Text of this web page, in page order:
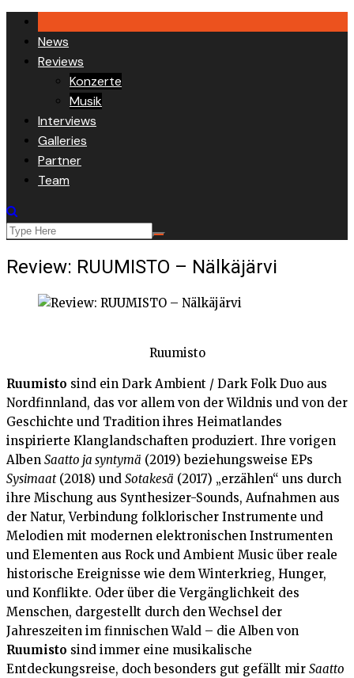
Skip
content
News
Reviews
Konzerte
Musik
Interviews
Galleries
Partner
Team
Review: RUUMISTO – Nälkäjärvi
Ruumisto
Ruumisto sind ein Dark Ambient / Dark Folk Duo aus
Nordfinnland, das vor allem von der Wildnis und von der
Geschichte und Tradition ihres Heimatlandes
inspirierte Klanglandschaften produziert. Ihre vorigen
Alben Saatto ja syntymä (2019) beziehungsweise EPs
Sysimaat(2018) und Sotakesä (2017) „erzählen“ uns durch
ihre Mischung aus Synthesizer-Sounds, Aufnahmen aus
der Natur, Verbindung folklorischer Instrumente und
Melodien mit modernen elektronischen Instrumenten
und Elementen aus Rock und Ambient Music über reale
historische Ereignisse wie dem Winterkrieg, Hunger,
und Konflikte. Oder über die Vergänglichkeit des
Menschen, dargestellt durch den Wechsel der
Jahreszeiten im finnischen Wald – die Alben von
Ruumisto sind immer eine musikalische
Entdeckungsreise, doch besonders gut gefällt mir Saatto